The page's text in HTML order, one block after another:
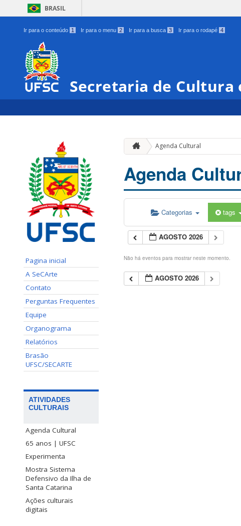
BRASIL
Ir para o conteúdo 1 Ir para o menu 2 Ir para a busca 3 Ir para o rodapé 4
Secretaria de Cultura
Pagina inicial
A SeCArte
Contato
Perguntas Frequentes
Equipe
Organograma
Relatórios
Brasão
UFSC/SECARTE
ATIVIDADES
CULTURAIS
Agenda Cultural
65 anos | UFSC
Experimenta
Mostra Sistema
Defensivo da Ilha de
Santa Catarina
Ações culturais
digitais
Agenda Cultural
Agenda
Categorias tags
AGOSTO 2026
Não há eventos para mostrar neste momento.
AGOSTO 2026